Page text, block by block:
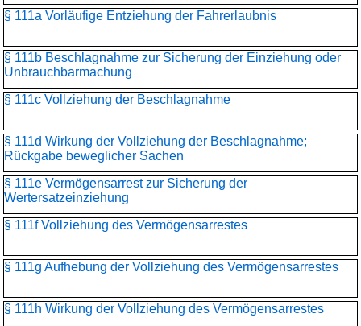
§ 111a Vorläufige Entziehung der Fahrerlaubnis
§ 111b Beschlagnahme zur Sicherung der Einziehung oder
Unbrauchbarmachung
§ 111c Vollziehung der Beschlagnahme
§ 111d Wirkung der Vollziehung der Beschlagnahme;
Rückgabe beweglicher Sachen
§ 111e Vermögensarrest zur Sicherung der
Wertersatzeinziehung
§ 111f Vollziehung des Vermögensarrestes
§ 111g Aufhebung der Vollziehung des Vermögensarrestes
§ 111h Wirkung der Vollziehung des Vermögensarrestes